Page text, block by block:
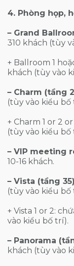
4. Phòng họp,
– Grand
310 khách (tùy
+ Ballroom 1
khách (tùy vào
– Charm (tầng
(tùy vào kiểu bố
+ Charm 1 or 2
(tùy vào kiểu bố
– VIP meeting
10-16 khách.
– Vista (tầng
(tùy vào kiểu bố
+ Vista 1 or 2:
vào kiểu bố trí).
– Panorama
khách (tùy vào